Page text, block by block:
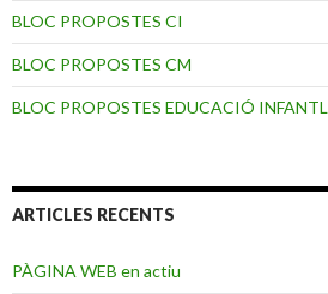
BLOC PROPOSTES CI
BLOC PROPOSTES CM
BLOC PROPOSTES EDUCACIÓ INFANTL
ARTICLES RECENTS
PÀGINA WEB en actiu